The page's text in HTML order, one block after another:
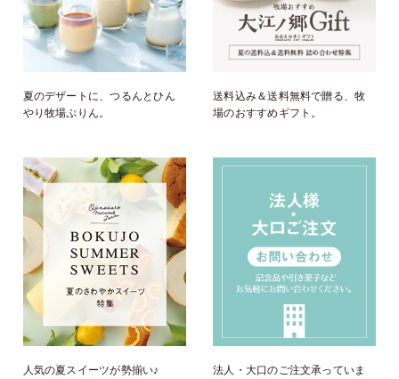
夏のデザートに、つるんとひん
やり牧場ぷりん。
送料込み＆送料無料で贈る、牧
場のおすすめギフト。
人気の夏スイーツが勢揃い♪
法人・大口のご注文承っていま